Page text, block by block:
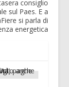
consiglio
sul Paes. E a
si parla di
energetica